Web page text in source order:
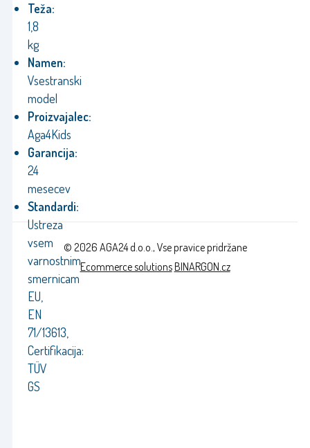
Teža:
1,8
kg
Namen:
Vsestranski
model
Proizvajalec:
Aga4Kids
Garancija:
24
mesecev
Standardi:
Ustreza
vsem
varnostnim
smernicam
EU,
EN
71/13613,
Certifikacija:
TÜV
GS
© 2026 AGA24 d.o.o., Vse pravice pridržane
Ecommerce solutionsBINARGON.cz